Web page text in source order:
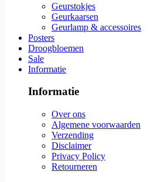
Geurstokjes
Geurkaarsen
Geurlamp & accessoires
Posters
Droogbloemen
Sale
Informatie
Informatie
Over ons
Algemene voorwaarden
Verzending
Disclaimer
Privacy Policy
Retourneren